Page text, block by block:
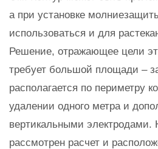
а при установке
использоваться и для
Решение, отражающее цели
требует большой площади –
располагается по периметру
удалении одного метра и
вертикальными электродами.
рассмотрен расчет и